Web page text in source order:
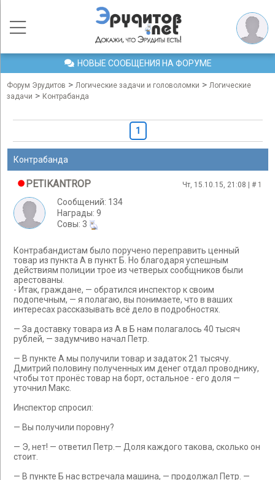
НОВЫЕ СООБЩЕНИЯ НА ФОРУМЕ
Форум Эрудитов > Логические задачи и головоломки > Логические
задачи > Контрабанда
1
Контрабанда
PETIKANTROP Чт, 15.10.15, 21:08 | # 1
Сообщений: 134
Награды: 9
Cовы: 3
Контрабандистам было поручено переправить ценный
товар из пункта А в пункт Б. Но благодаря успешным
действиям полиции трое из четверых сообщников были
арестованы.
- Итак, граждане, — обратился инспектор к своим
подопечным, — я полагаю, вы понимаете, что в ваших
интересах рассказывать всё дело в подробностях.
— За доставку товара из А в Б нам полагалось 40 тысяч
рублей, — задумчиво начал Петр.
— В пункте А мы получили товар и задаток 21 тысячу.
Дмитрий половину полученных им денег отдал проводнику,
чтобы тот пронёс товар на борт, остальное - его доля —
уточнил Макс.
Инспектор спросил:
— Вы получили поровну?
— Э, нет! — ответил Петр.— Доля каждого такова, сколько он
стоит.
— В пункте Б нас встречала машина, — продолжал Петр. —